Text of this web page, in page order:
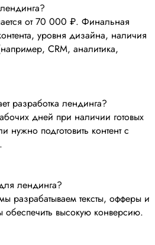
от 70 000 ₽. Финальная
уровня дизайна, наличия
CRM, аналитика,
разработка лендинга?
дней при наличии готовых
нужно подготовить контент с
лендинга?
разрабатываем тексты, офферы и
обеспечить высокую конверсию.